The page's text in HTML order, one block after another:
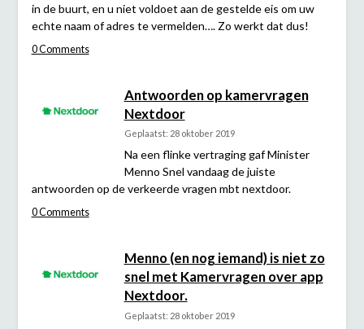
in de buurt, en u niet voldoet aan de gestelde eis om uw
echte naam of adres te vermelden…. Zo werkt dat dus!
0 Comments
Antwoorden op kamervragen
Nextdoor
Geplaatst: 28 oktober 2019
Na een flinke vertraging gaf Minister
Menno Snel vandaag de juiste
antwoorden op de verkeerde vragen mbt nextdoor.
0 Comments
Menno (en nog iemand) is niet zo
snel met Kamervragen over app
Nextdoor.
Geplaatst: 28 oktober 2019